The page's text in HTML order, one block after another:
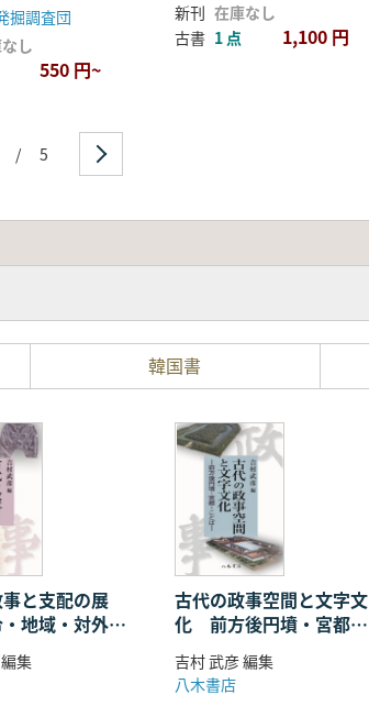
掘調査団
し
550 円~
新刊 在庫なし
古書 1 点 1,100 円
/ 5
韓国書
と支配の展
地域・対外関
集
古代の政事空間と文字文
化 前方後円墳・宮都・
ことば
吉村 武彦 編集
八木書店